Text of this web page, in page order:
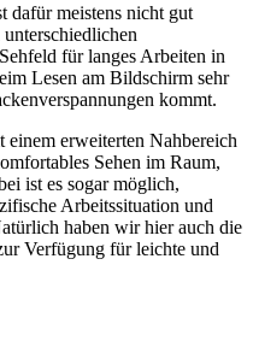
dafür meistens nicht gut
für langes Arbeiten in
Lesen am Bildschirm sehr
kommt.
einem erweiterten Nahbereich
Sehen im Raum,
ist es sogar möglich,
Arbeitssituation und
haben wir hier auch die
Verfügung für leichte und